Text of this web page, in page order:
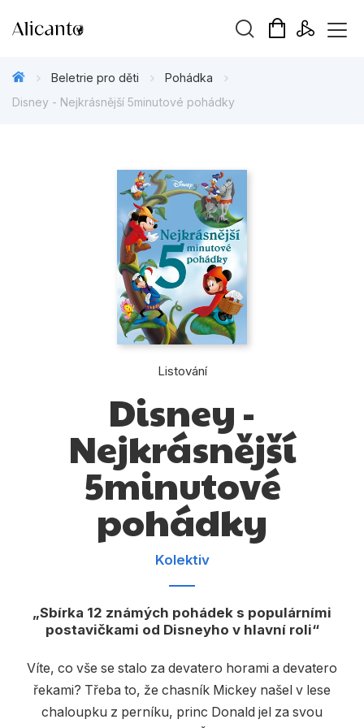
Připravujeme
Tipy redakce
Beletrie pro děti
Beletrie pro dospělé
Dárkové publikace
Dárkové zboží
Hobby
Jazyky
Kalendáře
Počítače
Poezie
Populárně - naučná pro dospělé
Beletrie pro děti
Pohádka
Disney - Nejkrásnější 5minutové pohádky
Listování
Disney -
Nejkrásnější
5minutové
pohádky
Kolektiv
Sbírka 12 známých pohádek s populárními
postavičkami od Disneyho v hlavní roli
Víte, co vše se stalo za devatero horami a devatero
řekami? Třeba to, že chasník Mickey našel v lese
chaloupku z perníku, princ Donald jel za svou